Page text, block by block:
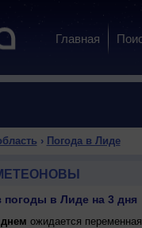
Главная
› Погода в Лиде
погоды в Лиде на 3 дня
ожидается